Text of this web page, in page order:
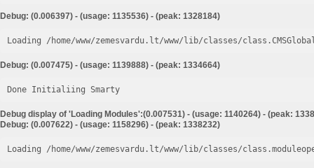
Debug: (0.006397) - (usage: 1135536) - (peak: 1328184)
Loading /home/www/zemesvardu.lt/www/lib/classes/
Debug: (0.007475) - (usage: 1139888) - (peak: 1334664)
Done Initialiing Smarty
Debug display of 'Loading Modules':(0.007531) - (usage: 1140264) - (peak:
Debug: (0.007622) - (usage: 1158296) - (peak: 1338232)
Loading /home/www/zemesvardu.lt/www/lib/classes/